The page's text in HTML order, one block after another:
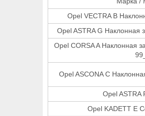
Opel VECTRA B
Opel ASTRA G Наклонная
Opel CORSA A Наклонная
Opel ASCONA C
Opel ASTRA
Opel KADETT E